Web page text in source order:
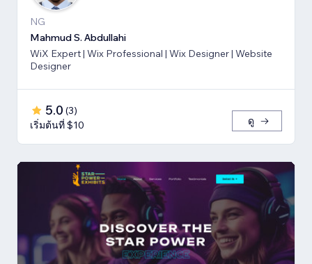
NG
Mahmud S. Abdullahi
WiX Expert | Wix Professional | Wix Designer | Website
Designer
5.0 (3)
เริ่มต้นที่ $10
ดู